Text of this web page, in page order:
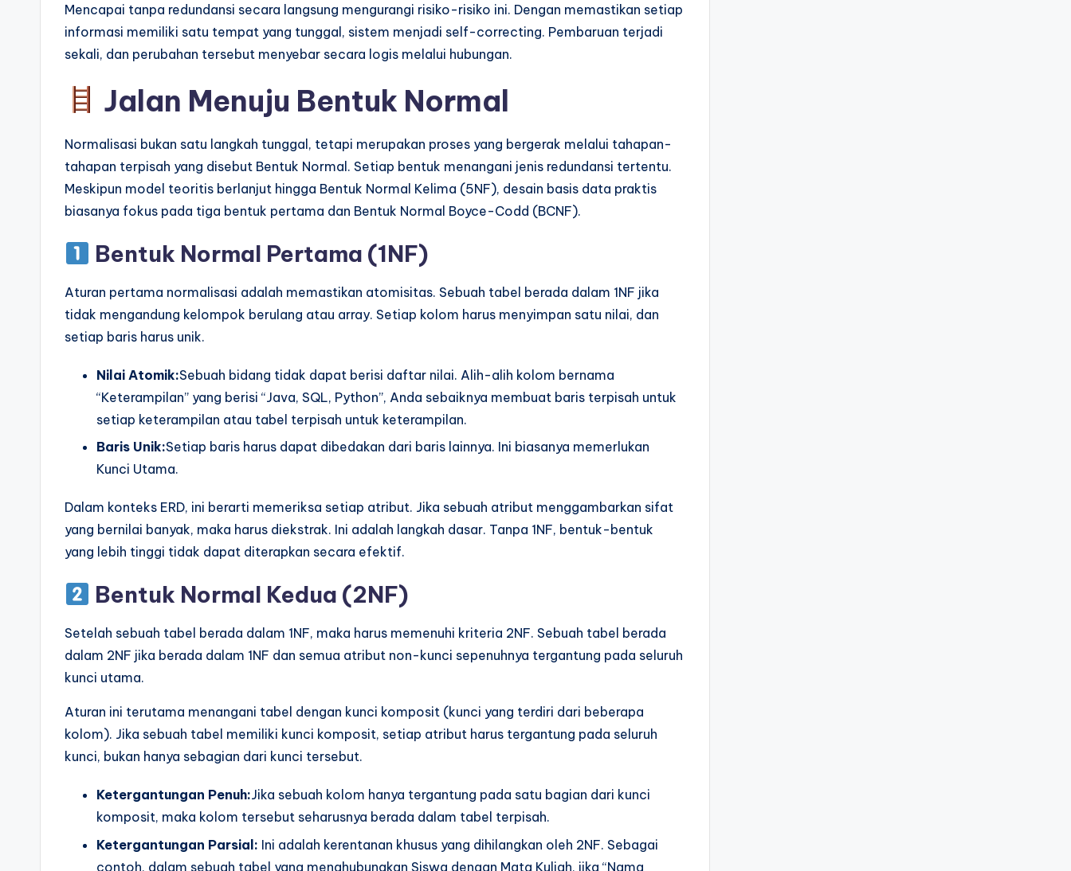
Mencapai tanpa redundansi secara langsung mengurangi risiko-risiko ini. Dengan memastikan setiap
informasi memiliki satu tempat yang tunggal, sistem menjadi self-correcting. Pembaruan terjadi
sekali, dan perubahan tersebut menyebar secara logis melalui hubungan.
Jalan Menuju Bentuk Normal
Normalisasi bukan satu langkah tunggal, tetapi merupakan proses yang bergerak melalui tahapan-
tahapan terpisah yang disebut Bentuk Normal. Setiap bentuk menangani jenis redundansi tertentu.
Meskipun model teoritis berlanjut hingga Bentuk Normal Kelima (5NF), desain basis data praktis
biasanya fokus pada tiga bentuk pertama dan Bentuk Normal Boyce-Codd (BCNF).
Bentuk Normal Pertama (1NF)
Aturan pertama normalisasi adalah memastikan atomisitas. Sebuah tabel berada dalam 1NF jika
tidak mengandung kelompok berulang atau array. Setiap kolom harus menyimpan satu nilai, dan
setiap baris harus unik.
Nilai Atomik:Sebuah bidang tidak dapat berisi daftar nilai. Alih-alih kolom bernama
“Keterampilan” yang berisi “Java, SQL, Python”, Anda sebaiknya membuat baris terpisah untuk
setiap keterampilan atau tabel terpisah untuk keterampilan.
Baris Unik:Setiap baris harus dapat dibedakan dari baris lainnya. Ini biasanya memerlukan
Kunci Utama.
Dalam konteks ERD, ini berarti memeriksa setiap atribut. Jika sebuah atribut menggambarkan sifat
yang bernilai banyak, maka harus diekstrak. Ini adalah langkah dasar. Tanpa 1NF, bentuk-bentuk
yang lebih tinggi tidak dapat diterapkan secara efektif.
Bentuk Normal Kedua (2NF)
Setelah sebuah tabel berada dalam 1NF, maka harus memenuhi kriteria 2NF. Sebuah tabel berada
dalam 2NF jika berada dalam 1NF dan semua atribut non-kunci sepenuhnya tergantung pada seluruh
kunci utama.
Aturan ini terutama menangani tabel dengan kunci komposit (kunci yang terdiri dari beberapa
kolom). Jika sebuah tabel memiliki kunci komposit, setiap atribut harus tergantung pada seluruh
kunci, bukan hanya sebagian dari kunci tersebut.
Ketergantungan Penuh:Jika sebuah kolom hanya tergantung pada satu bagian dari kunci
komposit, maka kolom tersebut seharusnya berada dalam tabel terpisah.
Ketergantungan Parsial: Ini adalah kerentanan khusus yang dihilangkan oleh 2NF. Sebagai
contoh, dalam sebuah tabel yang menghubungkan Siswa dengan Mata Kuliah, jika “Nama